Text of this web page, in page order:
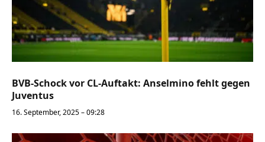
BVB-Schock vor CL-Auftakt: Anselmino fehlt gegen
Juventus
16. September, 2025 – 09:28